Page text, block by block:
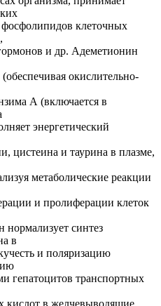
фосфолипидов клеточных
и др. Адеметионин
окислительно-
А (включается в
энергетический
цистеина и таурина в плазме,
метаболические реакции
и пролиферации клеток
синтез
в
и поляризацию
гепатоцитов транспортных
кислот в желчевыводящие